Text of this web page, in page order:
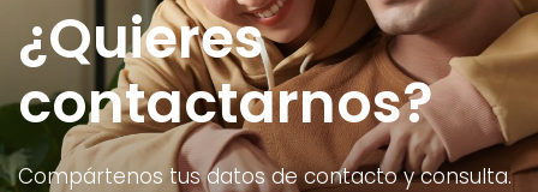
¿Quieres
contactarnos?
Compártenos tus datos de contacto y consulta.